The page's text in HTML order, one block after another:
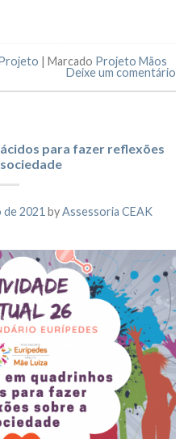
Projeto Marcado Projeto Mãos
Deixe um comentário
para fazer reflexões
de 2021byAssessoria CEAK